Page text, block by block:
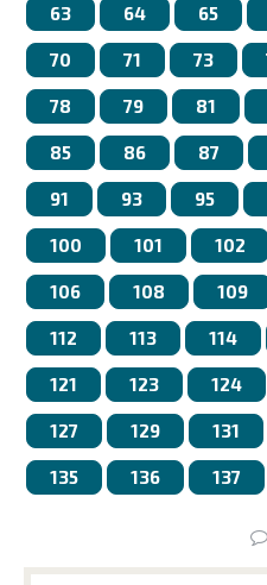
63 64 65
70 71 73
78 79 81
85 86 87
91 93 95
100 101 102
106 108 109
112 113 114
121 123 124
127 129 131
135 136 137